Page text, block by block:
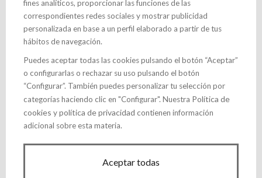
Proyecto SMARTECH CLUSTER
ERP- PLM Universal Connector
Pincha aquí para más información
fines analíticos, proporcionar las funciones de las
correspondientes redes sociales y mostrar publicidad
personalizada en base a un perfil elaborado a partir de tus
hábitos de navegación.
Puedes aceptar todas las cookies pulsando el botón “Aceptar”
o configurarlas o rechazar su uso pulsando el botón
“Configurar”. También puedes personalizar tu selección por
categorías haciendo clic en "Configurar". Nuestra Política de
cookies ypolítica de privacidad contienen información
adicional sobre esta materia.
Aceptar todas